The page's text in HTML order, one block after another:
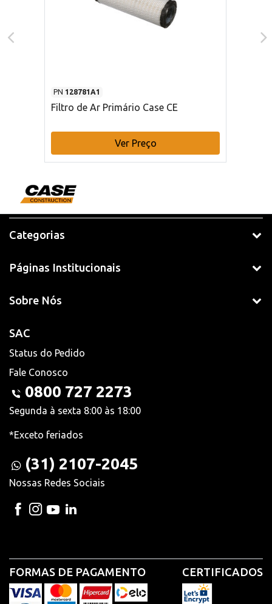
PN 128781A1
Filtro de Ar Primário Case CE
Ver Preço
Categorias
Páginas Institucionais
Sobre Nós
SAC
Status do Pedido
Fale Conosco
0800 727 2273
Segunda à sexta 8:00 às 18:00
*Exceto feriados
(31) 2107-2045
Nossas Redes Sociais
FORMAS DE PAGAMENTO CERTIFICADOS